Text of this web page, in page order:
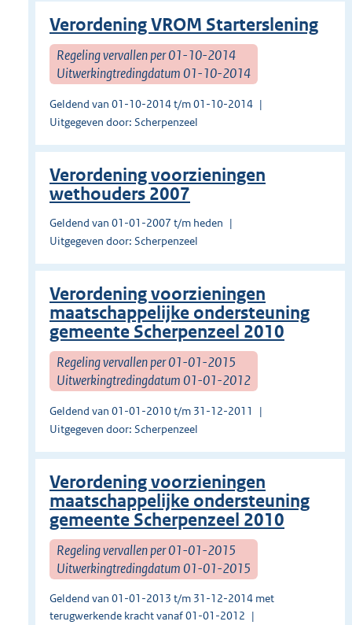
Verordening VROM Starterslening
Regeling vervallen per 01-10-2014
Uitwerkingtredingdatum 01-10-2014
Geldend van 01-10-2014 t/m 01-10-2014
Uitgegeven door: Scherpenzeel
Verordening voorzieningen
wethouders 2007
Geldend van 01-01-2007 t/m heden
Uitgegeven door: Scherpenzeel
Verordening voorzieningen
maatschappelijke ondersteuning
gemeente Scherpenzeel 2010
Regeling vervallen per 01-01-2015
Uitwerkingtredingdatum 01-01-2012
Geldend van 01-01-2010 t/m 31-12-2011
Uitgegeven door: Scherpenzeel
Verordening voorzieningen
maatschappelijke ondersteuning
gemeente Scherpenzeel 2010
Regeling vervallen per 01-01-2015
Uitwerkingtredingdatum 01-01-2015
Geldend van 01-01-2013 t/m 31-12-2014 met
terugwerkende kracht vanaf 01-01-2012